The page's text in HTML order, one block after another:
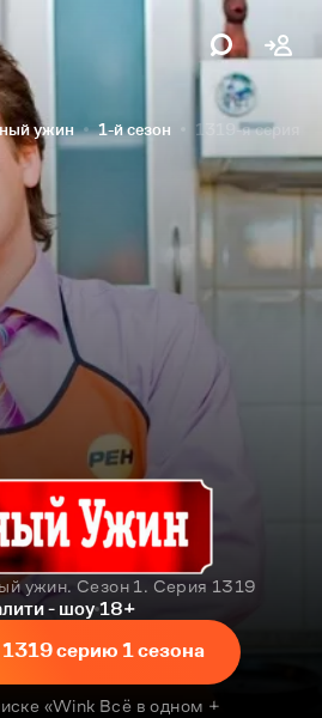
ужин 1-й сезон 1319-я серия
ужин. Сезон 1. Серия 1319
- шоу 18+
серию 1 сезона
«Wink Всё в одном +